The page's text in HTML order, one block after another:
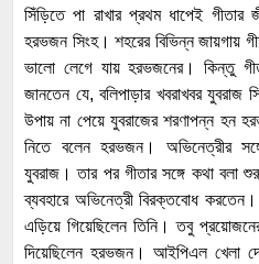
সিঁড়িতে পা রাখার প্রথম ধাপেই
হরভজন সিংহ। শহরের বিভিন্ন জায়গায়
ভালো লেগে যায় হরভজনের। কিন্তু
জানতেন যে, বলিপাড়ার খবরাখবর যুবরাজ
উপায় না পেয়ে যুবরাজের শরণাপন্ন হন
নিতে বলেন হরভজন। অভিনেত্রীর
যুবরাজ। তার পর গীতার সঙ্গে কথা বলা
ব্যবহারে অভিনেত্রী বিরক্তবোধ
এড়িয়ে গিয়েছিলেন তিনি। তবু
দিয়েছিলেন হরভজন। আইপিএল খেলা